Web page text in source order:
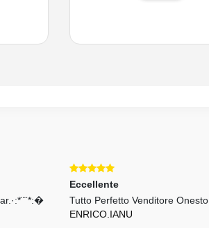
Eccellente
Tutto Perfetto Venditore Onesto
ENRICO.IANU